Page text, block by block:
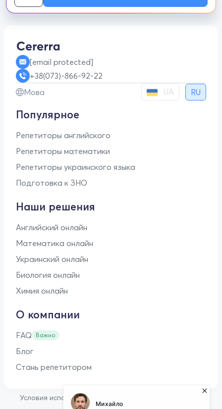
[email protected]
+38(073)-866-92-22
Мова
UA RU
Популярное
Репетиторы английского
Репетиторы математики
Репетиторы украинского языка
Подготовка к ЗНО
Наши решения
Английский онлайн
Математика онлайн
Украинский онлайн
Биология онлайн
Химия онлайн
О компании
FAQ Важно
Блог
Стань репетитором
Условия использования